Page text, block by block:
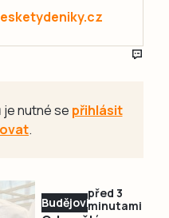
je nutné se přihlásit
.
Budějovicko
před 3
minutami